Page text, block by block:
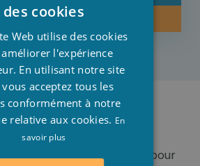
MAINTENANT
mixte
et manchons mixte pour
ENGLISH
des cookies
Web utilise des cookies
l'expérience
En utilisant notre site
vous acceptez tous les
conformément à notre
relative aux cookies. En
savoir plus